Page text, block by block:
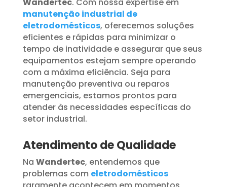
manutenção industrial de
eletrodomésticos, oferecemos soluções
eficientes e rápidas para minimizar o
tempo de inatividade e assegurar que seus
equipamentos estejam sempre operando
com a máxima eficiência. Seja para
manutenção preventiva ou reparos
emergenciais, estamos prontos para
atender às necessidades específicas do
setor industrial.
Atendimento de Qualidade
Na Wandertec, entendemos que
problemas com eletrodomésticos